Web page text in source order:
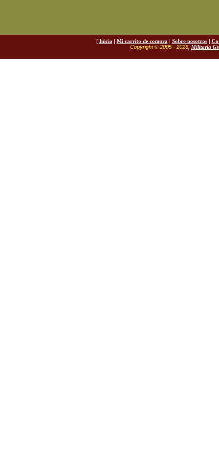
[ Inicio | Mi carrito de compra | Sobre nosotros|
Copyright © 2005 - 2026, Militaria